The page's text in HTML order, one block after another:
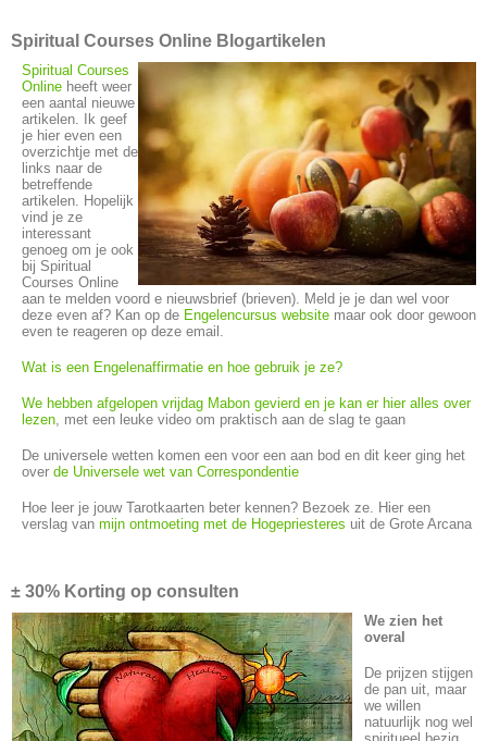
Spiritual Courses Online Blogartikelen
Spiritual Courses
Online heeft weer
een aantal nieuwe
artikelen. Ik geef
je hier even een
overzichtje met de
links naar de
betreffende
artikelen. Hopelijk
vind je ze
interessant
genoeg om je ook
bij Spiritual
Courses Online
aan te melden voord e nieuwsbrief (brieven). Meld je je dan wel voor
deze even af? Kan op de Engelencursus website maar ook door gewoon
even te reageren op deze email.
Wat is een Engelenaffirmatie en hoe gebruik je ze?
We hebben afgelopen vrijdag Mabon gevierd en je kan er hier alles over
lezen, met een leuke video om praktisch aan de slag te gaan
De universele wetten komen een voor een aan bod en dit keer ging het
over de Universele wet van Correspondentie
Hoe leer je jouw Tarotkaarten beter kennen? Bezoek ze. Hier een
verslag van mijn ontmoeting met de Hogepriesteres uit de Grote Arcana
± 30% Korting op consulten
We zien het
overal
De prijzen stijgen
de pan uit, maar
we willen
natuurlijk nog wel